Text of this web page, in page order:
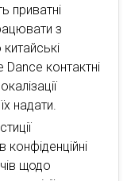
приватні
з
контактні
надати.
щодо